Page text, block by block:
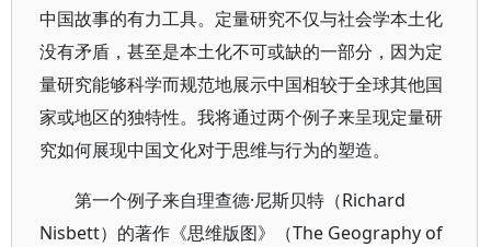
中国故事的有力工具。定量研究不仅与社会学本土化
没有矛盾，甚至是本土化不可或缺的一部分，因为定
量研究能够科学而规范地展示中国相较于全球其他国
家或地区的独特性。我将通过两个例子来呈现定量研
究如何展现中国文化对于思维与行为的塑造。
第一个例子来自理查德·尼斯贝特（Richard
Nisbett）的著作《思维版图》（The Geography of